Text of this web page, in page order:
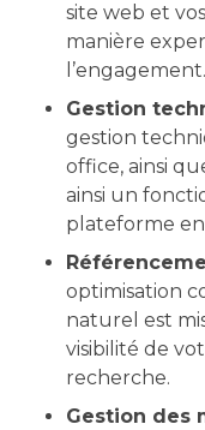
site web et
manière
l’engagement.
Gestion
gestion
office, ainsi
ainsi un
plateforme
optimisation
naturel est
visibilité de
recherche.
Gestion des